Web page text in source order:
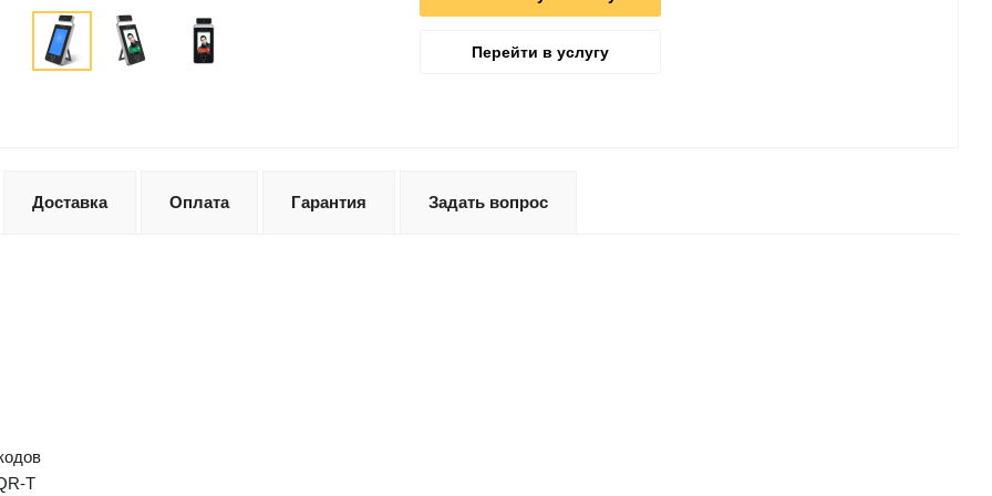
Перейти в услугу
Доставка Оплата Гарантия Задать вопрос
T